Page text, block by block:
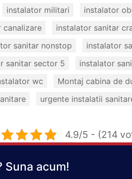
instalator militari
instalator
canalizare instalator sanitar
sanitar nonstop
instalator
sanitar sector 5 instalator
wc Montaj cabina de
urgente instalatii
4.9/5 - (214
Suna acum!